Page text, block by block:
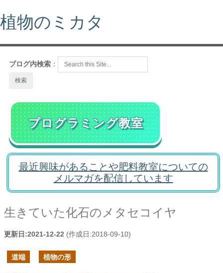
植物のミカタ
ブログ内検索 ：
プログラミング教室
最近興味があることや肥料教室についての
メルマガを配信しています
生きていた化石のメタセコイヤ
更新日:2021-12-22 (作成日:2018-09-10)
道端 植物の形